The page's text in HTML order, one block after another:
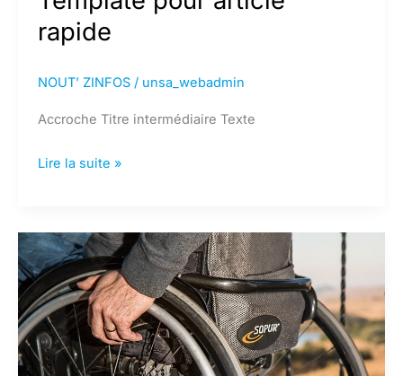
rapide
NOUT’ ZINFOS/ unsa_webadmin
Accroche Titre intermédiaire Texte
Template
rapide
Lire la suite »